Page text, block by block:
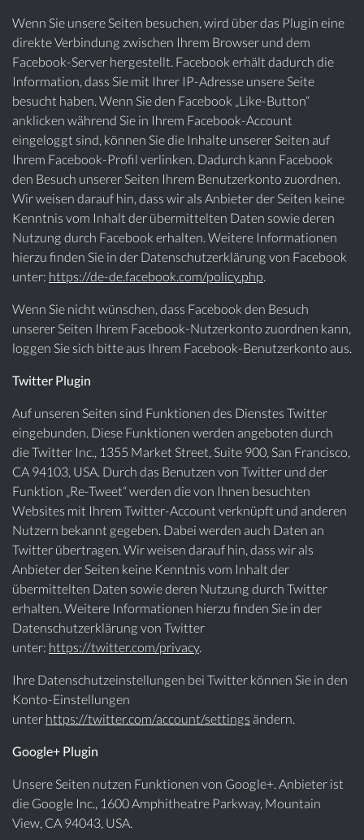
Wenn Sie unsere Seiten besuchen, wird über das Plugin eine
direkte Verbindung zwischen Ihrem Browser und dem
Facebook-Server hergestellt. Facebook erhält dadurch die
Information, dass Sie mit Ihrer IP-Adresse unsere Seite
besucht haben. Wenn Sie den Facebook „Like-Button“
anklicken während Sie in Ihrem Facebook-Account
eingeloggt sind, können Sie die Inhalte unserer Seiten auf
Ihrem Facebook-Profil verlinken. Dadurch kann Facebook
den Besuch unserer Seiten Ihrem Benutzerkonto zuordnen.
Wir weisen darauf hin, dass wir als Anbieter der Seiten keine
Kenntnis vom Inhalt der übermittelten Daten sowie deren
Nutzung durch Facebook erhalten. Weitere Informationen
hierzu finden Sie in der Datenschutzerklärung von Facebook
unter: https://de-de.facebook.com/policy.php.
Wenn Sie nicht wünschen, dass Facebook den Besuch
unserer Seiten Ihrem Facebook-Nutzerkonto zuordnen kann,
loggen Sie sich bitte aus Ihrem Facebook-Benutzerkonto aus.
Twitter Plugin
Auf unseren Seiten sind Funktionen des Dienstes Twitter
eingebunden. Diese Funktionen werden angeboten durch
die Twitter Inc., 1355 Market Street, Suite 900, San Francisco,
CA 94103, USA. Durch das Benutzen von Twitter und der
Funktion „Re-Tweet“ werden die von Ihnen besuchten
Websites mit Ihrem Twitter-Account verknüpft und anderen
Nutzern bekannt gegeben. Dabei werden auch Daten an
Twitter übertragen. Wir weisen darauf hin, dass wir als
Anbieter der Seiten keine Kenntnis vom Inhalt der
übermittelten Daten sowie deren Nutzung durch Twitter
erhalten. Weitere Informationen hierzu finden Sie in der
Datenschutzerklärung von Twitter
unter: https://twitter.com/privacy.
Ihre Datenschutzeinstellungen bei Twitter können Sie in den
Konto-Einstellungen
unter https://twitter.com/account/settings ändern.
Google+ Plugin
Unsere Seiten nutzen Funktionen von Google+. Anbieter ist
die Google Inc., 1600 Amphitheatre Parkway, Mountain
View, CA 94043, USA.